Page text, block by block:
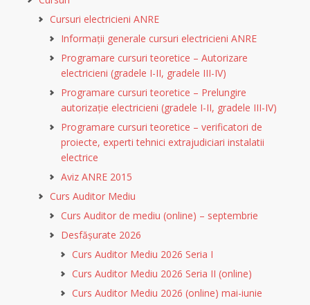
industriale
Cursuri electricieni ANRE
Informații generale cursuri electricieni ANRE
Programare cursuri teoretice – Autorizare
electricieni (gradele I-II, gradele III-IV)
Programare cursuri teoretice – Prelungire
autorizație electricieni (gradele I-II, gradele III-IV)
Programare cursuri teoretice – verificatori de
proiecte, experti tehnici extrajudiciari instalatii
electrice
Aviz ANRE 2015
Curs Auditor Mediu
Curs Auditor de mediu (online) – septembrie
Desfășurate 2026
Curs Auditor Mediu 2026 Seria I
Curs Auditor Mediu 2026 Seria II (online)
Curs Auditor Mediu 2026 (online) mai-iunie